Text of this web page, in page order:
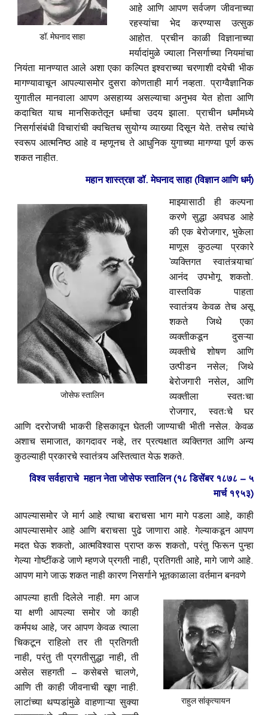
डॉ. मेघनाद साहा
आहे आणि आपण सर्वजण जीवनाच्या
रहस्यांचा भेद करण्यास उत्सुक
आहोत. प्रचीन काळी विज्ञानाच्या
मर्यादांमुळे ज्याला निसर्गाच्या नियमांचा
नियंता मानण्यात आले अशा एका कल्पित इश्वराच्या चरणाशी दयेची भीक
मागण्यावाचून आपल्यासमोर दुसरा कोणताही मार्ग नव्हता. प्राग्वैज्ञानिक
युगातील मानवाला आपण असहाय्य असल्याचा अनुभव येत होता आणि
कदाचित याच मानसिकतेतून धर्माचा उदय झाला. प्राचीन धर्मांमध्ये
निसर्गासंबंधी विचारांची क्वचितच सुयोग्य व्याख्या दिसून येते. तसेच त्यांचे
स्वरूप आत्मनिष्ठ आहे व म्हणूनच ते आधुनिक युगाच्या मागण्या पूर्ण करू
शकत नाहीत.
महान शास्त्रज्ञ डॉ. मेघनाद साहा (विज्ञान आणि धर्म)
जोसेफ स्तालिन
माझ्यासाठी ही कल्पना
करणे सुद्धा अवघड आहे
की एक बेरोजगार, भुकेला
माणूस कुठल्या प्रकारे
‘व्यक्तिगत स्वातंत्र्याचा’
आनंद उपभोगू शकतो.
वास्तविक पाहता
स्वातंत्र्य केवळ तेच असू
शकते जिथे एका
व्यक्तीकडून दुसऱ्या
व्यक्तीचे शोषण आणि
उत्पीडन नसेल; जिथे
बेरोजगारी नसेल, आणि
व्यक्तीला स्वतःचा
रोजगार, स्वतःचे घर
आणि दररोजची भाकरी हिसकावून घेतली जाण्याची भीती नसेल. केवळ
अशाच समाजात, कागदावर नव्हे, तर प्रत्यक्षात व्यक्तिगत आणि अन्य
कुठल्याही प्रकारचे स्वातंत्र्य अस्तित्वात येऊ शकते.
विश्व सर्वहाराचे महान नेता जोसेफ स्तालिन (१८ डिसेंबर १८७८ – ५
मार्च १९५३)
आपल्यासमोर जे मार्ग आहे त्याचा बराचसा भाग मागे पडला आहे, काही
आपल्यासमोर आहे आणि बराचसा पुढे जाणारा आहे. गेल्याकडून आपण
मदत घेऊ शकतो, आत्मविश्वास प्राप्त करू शकतो, परंतु फिरून पुन्हा
गेल्या गोष्टींकडे जाणे म्हणजे प्रगती नाही, प्रतिगती आहे, मागे जाणे आहे.
आपण मागे जाऊ शकत नाही कारण निसर्गाने भूतकाळाला वर्तमान बनवणे
राहुल सांकृत्यायन
आपल्या हाती दिलेले नाही. मग आज
या क्षणी आपल्या समोर जो काही
कर्मपथ आहे, जर आपण केवळ त्याला
चिकटून राहिलो तर ती प्रतिगती
नाही, परंतु ती प्रगतीसुद्धा नाही, ती
असेल सहगती – कसेबसे चालणे,
आणि ती काही जीवनाची खूण नाही.
लाटांच्या थप्पडांमुळे वाहणाऱ्या सुक्या